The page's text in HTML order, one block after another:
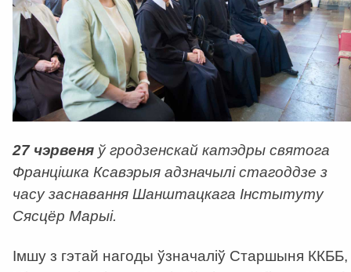
27 чэрвеня ў гродзенскай катэдры святога
Францішка Ксавэрыя адзначылі стагоддзе з
часу заснавання Шанштацкага Інстытуту
Сясцёр Марыі.
Імшу з гэтай нагоды ўзначаліў Старшыня ККББ,